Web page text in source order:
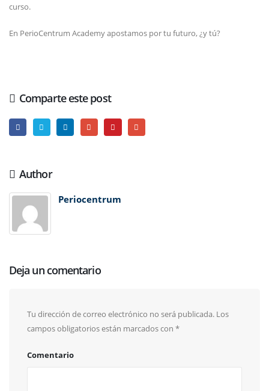
curso.
En PerioCentrum Academy apostamos por tu futuro, ¿y tú?
Comparte este post
Author
Periocentrum
Deja un comentario
Tu dirección de correo electrónico no será publicada. Los
campos obligatorios están marcados con *
Comentario